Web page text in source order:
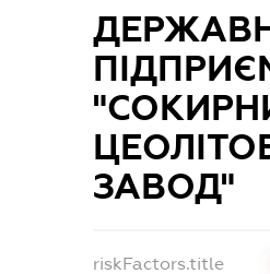
ЗАВОД"
riskFactors.title